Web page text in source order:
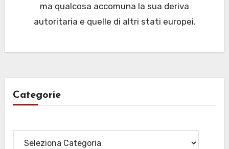
ma qualcosa accomuna la sua deriva
autoritaria e quelle di altri stati europei.
Categorie